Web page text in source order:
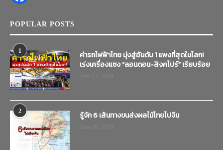
POPULAR POSTS
1
ค่ารถไฟฟ้าไทย มุ่งสู่อันดับ 1 แพงที่สุดในโลก!
เร่งเครื่องแซง “ลอนดอน-สิงคโปร์” เรียบร้อย
2 รู้จัก 6 เส้นทางขนส่งผลไม้ไทยไปจีน